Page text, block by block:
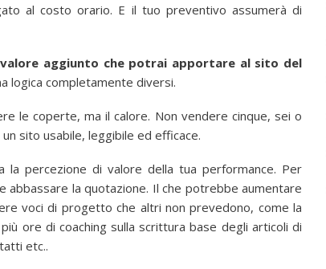
al costo orario. E il tuo preventivo assumerà di
aggiunto che potrai apportare al sito del
logica completamente diversi.
le coperte, ma il calore. Non vendere cinque, sei o
sito usabile, leggibile ed efficace.
la percezione di valore della tua performance. Per
la quotazione. Il che potrebbe aumentare
voci di progetto che altri non prevedono, come la
ore di coaching sulla scrittura base degli articoli di
etc..